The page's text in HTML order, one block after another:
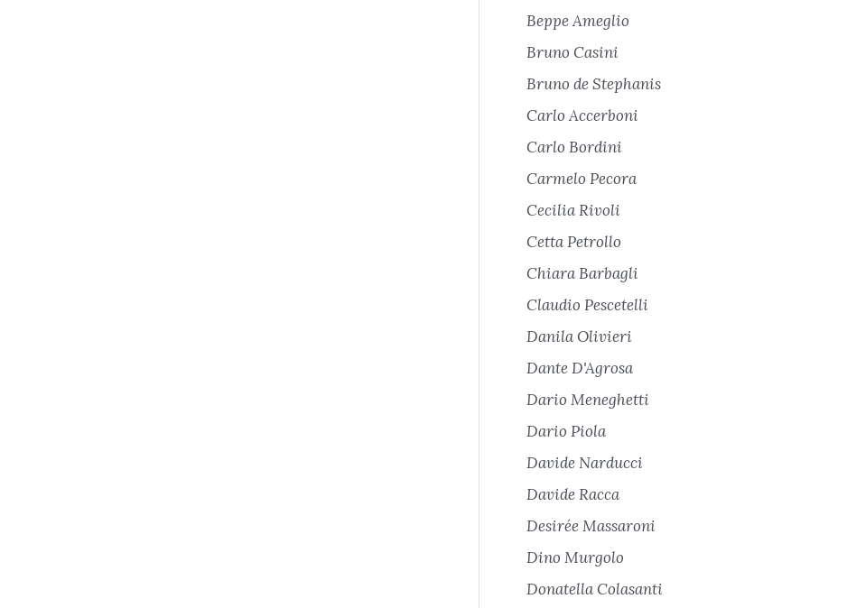
Beppe Ameglio
Bruno Casini
Bruno de Stephanis
Carlo Accerboni
Carlo Bordini
Carmelo Pecora
Cecilia Rivoli
Cetta Petrollo
Chiara Barbagli
Claudio Pescetelli
Danila Olivieri
Dante D'Agrosa
Dario Meneghetti
Dario Piola
Davide Narducci
Davide Racca
Desirée Massaroni
Dino Murgolo
Donatella Colasanti